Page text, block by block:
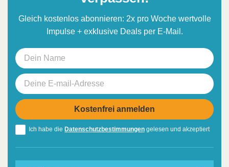
Gleich kostenlos abonnieren: 2x pro Woche wertvolle
Impulse + exklusive Deals per E-Mail.
Ich habe die Datenschutzbestimmungen gelesen und akzeptiert